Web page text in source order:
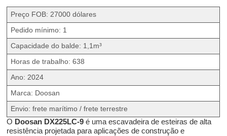
Preço FOB: 27000 dólares
Pedido mínimo: 1
Capacidade do balde: 1,1m³
Horas de trabalho: 638
Ano: 2024
Marca: Doosan
Envio: frete marítimo / frete terrestre
O Doosan DX225LC-9 é uma escavadeira de esteiras de alta
resistência projetada para aplicações de construção e